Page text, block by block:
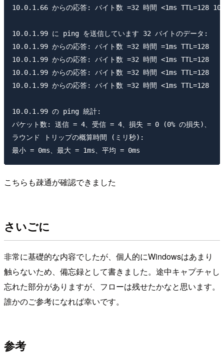
10.0.1.66 からの応答: バイト数 =32 時間 <1ms TTL=128
10.0.1.99 に ping を送信しています 32 バイトのデータ:
10.0.1.99 からの応答: バイト数 =32 時間 =1ms TTL=128
10.0.1.99 からの応答: バイト数 =32 時間 <1ms TTL=128
10.0.1.99 からの応答: バイト数 =32 時間 <1ms TTL=128
10.0.1.99 からの応答: バイト数 =32 時間 <1ms TTL=128
10.0.1.99 の ping 統計:
パケット数: 送信 = 4、受信 = 4、損失 = 0 (0% の損失)、
ラウンド トリップの概算時間 (ミリ秒):
こちらも疎通が確認できました
さいごに
非常に基礎的な内容でしたが、個人的にWindowsはあまり
触らないため、備忘録として書きました。途中キャプチャし
忘れた部分がありますが、フローは残せたかなと思います。
誰かのご参考になれば幸いです。
参考